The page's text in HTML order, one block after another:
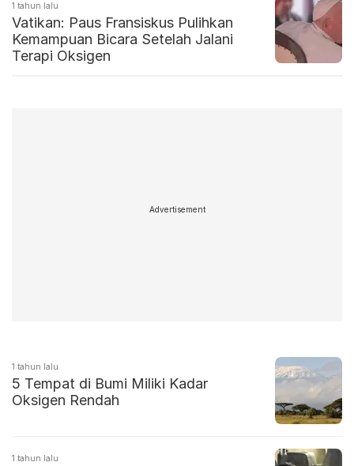
1 tahun lalu
Vatikan: Paus Fransiskus Pulihkan
Kemampuan Bicara Setelah Jalani
Terapi Oksigen
Advertisement
1 tahun lalu
5 Tempat di Bumi Miliki Kadar
Oksigen Rendah
1 tahun lalu